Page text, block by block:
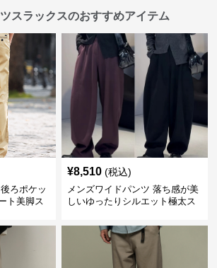
スラックスのおすすめアイテム
ろポケッ
ト美脚ス
¥8,510 (税込)
メンズワイドパンツ 落ち感が美
しいゆったりシルエット極太ス